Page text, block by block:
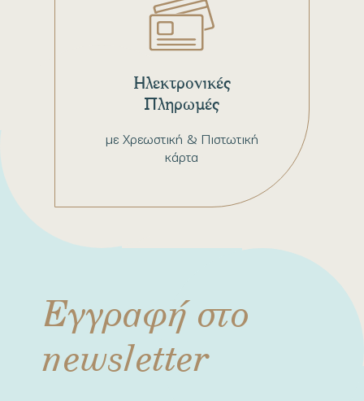
με Χρεωστική & Πιστωτική
κάρτα
Ηλεκτρονικές
Πληρωμές
Εγγραφή στο
newsletter